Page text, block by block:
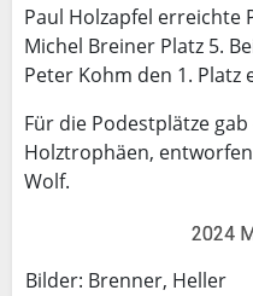
Paul Holzapfel erreichte
Michel Breiner Platz 5.
Peter Kohm den 1. Platz
Für die Podestplätze
Holztrophäen,
Wolf.
2024
Bilder: Brenner, Heller